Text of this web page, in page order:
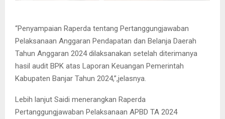
“Penyampaian Raperda tentang Pertanggungjawaban
Pelaksanaan Anggaran Pendapatan dan Belanja Daerah
Tahun Anggaran 2024 dilaksanakan setelah diterimanya
hasil audit BPK atas Laporan Keuangan Pemerintah
Kabupaten Banjar Tahun 2024,”,jelasnya.
Lebih lanjut Saidi menerangkan Raperda
Pertanggungjawaban Pelaksanaan APBD TA 2024